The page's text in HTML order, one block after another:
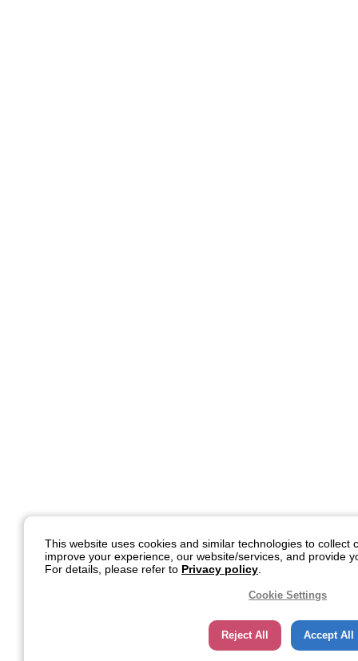
This website uses cookies and similar technologies to collect
improve your experience, our website/services, and provide
For details, please refer to Privacy policy
Cookie Settings
Reject All Accept All